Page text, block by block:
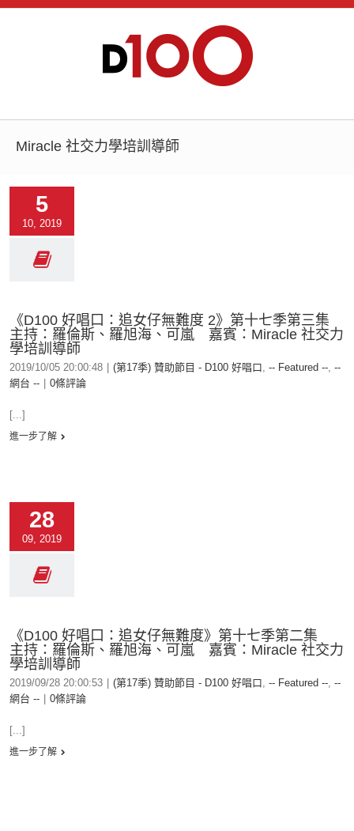
Miracle 社交力學培訓導師
5
10, 2019
《D100 好唱口：追女仔無難度 2》第十七季第三集
主持：羅倫斯、羅旭海、可嵐 嘉賓：Miracle 社交力
學培訓導師
2019/10/05 20:00:48 (第17季) 贊助節目 - D100 好唱口, -- Featured --, --
網台 --
0條評論
[...]
進一步了解
28
09, 2019
《D100 好唱口：追女仔無難度》第十七季第二集
主持：羅倫斯、羅旭海、可嵐 嘉賓：Miracle 社交力
學培訓導師
2019/09/28 20:00:53 (第17季) 贊助節目 - D100 好唱口, -- Featured --, --
網台 --
0條評論
[...]
進一步了解